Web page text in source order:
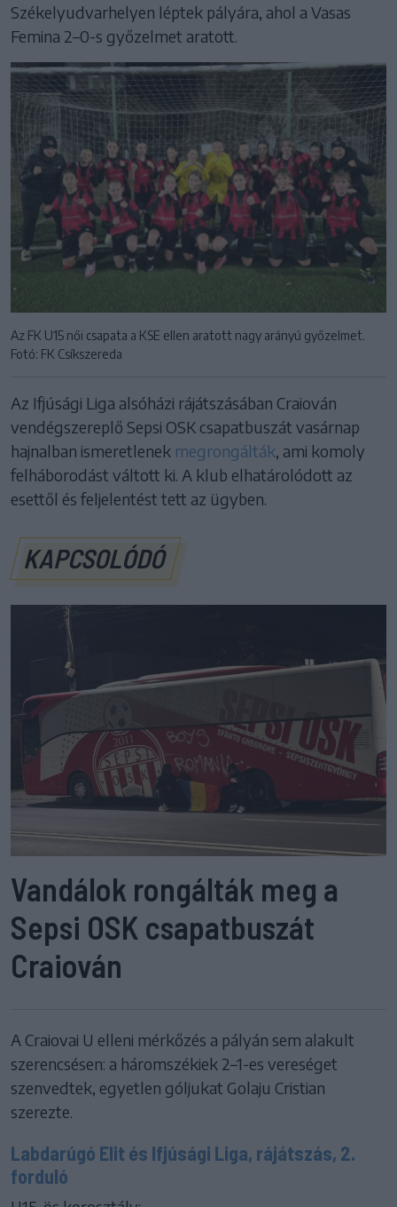
Székelyudvarhelyen léptek pályára, ahol a Vasas
Femina 2–0-s győzelmet aratott.
Az FK U15 női csapata a KSE ellen aratott nagy arányú győzelmet.
Fotó: FK Csíkszereda
Az Ifjúsági Liga alsóházi rájátszásában Craiován
vendégszereplő Sepsi OSK csapatbuszát vasárnap
hajnalban ismeretlenek megrongálták, ami komoly
felháborodást váltott ki. A klub elhatárolódott az
esettől és feljelentést tett az ügyben.
KAPCSOLÓDÓ
Vandálok rongálták meg a
Sepsi OSK csapatbuszát
Craiován
A Craiovai U elleni mérkőzés a pályán sem alakult
szerencsésen: a háromszékiek 2–1-es vereséget
szenvedtek, egyetlen góljukat Golaju Cristian
szerezte.
Labdarúgó Elit és Ifjúsági Liga, rájátszás, 2.
forduló